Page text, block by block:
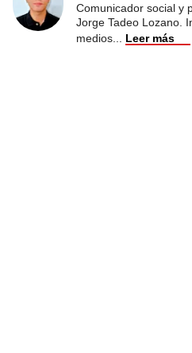
Comunicador social y
Jorge Tadeo Lozano.
medios
Leer más